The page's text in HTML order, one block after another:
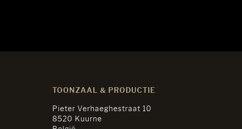
TOONZAAL & PRODUCTIE
Pieter Verhaeghestraat 10
8520 Kuurne